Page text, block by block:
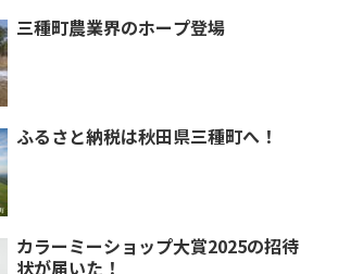
三種町農業界のホープ登場
ふるさと納税は秋田県三種町へ！
カラーミーショップ大賞2025の招待
状が届いた！